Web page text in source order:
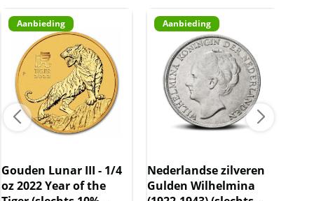
Aanbieding
Gouden Lunar III - 1/4
oz 2022 Year of the
Aanbieding
Nederlandse zilveren
Gulden Wilhelmina